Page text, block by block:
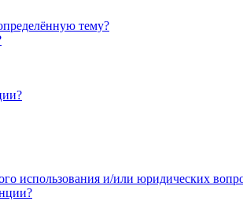
тему?
использования и/или юридических